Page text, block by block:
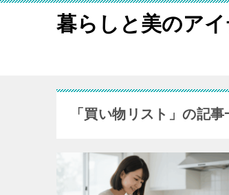
暮らしと美のア
「買い物リスト」の記事